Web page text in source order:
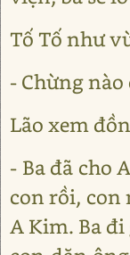
Tố Tố như
- Chừng
Lão xem
- Ba đã cho
con rồi, con
A Kim. Ba